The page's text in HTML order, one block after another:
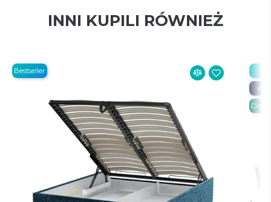
INNI KUPILI RÓWNIEŻ
Bestseller
⭐